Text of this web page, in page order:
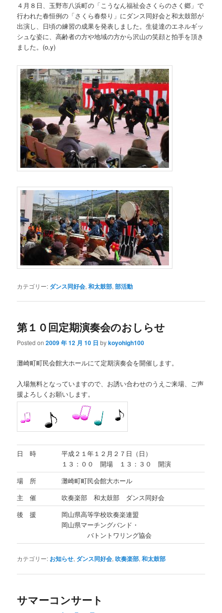
４月８日、玉野市八浜町の「こうなん福祉会さくらのさく郷」で
行われた春恒例の「さくら春祭り」にダンス同好会と和太鼓部が
出演し、日頃の練習の成果を発表しました。生徒達のエネルギッ
シュな姿に、高齢者の方や地域の方から沢山の笑顔と拍手を頂き
ました。(o,y)
カテゴリー: ダンス同好会,和太鼓部,部活動
第１０回定期演奏会のおしらせ
Posted on2009 年 12 月 10 日 bykoyohigh100
灘崎町町民会館大ホールにて定期演奏会を開催します。
入場無料となっていますので、お誘い合わせのうえご来場、ご声
援よろしくお願いします。
日 時
平成２１年１２月２７日（日）
１３：００ 開場 １３：３０ 開演
場 所
灘崎町町民会館大ホール
主 催
吹奏楽部 和太鼓部 ダンス同好会
後 援
岡山県高等学校吹奏楽連盟
岡山県マーチングバンド・
バトントワリング協会
カテゴリー: お知らせ, ダンス同好会,吹奏楽部,和太鼓部
サマーコンサート